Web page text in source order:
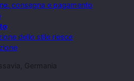
consegna e pagamento
dello stile riesce
Germania